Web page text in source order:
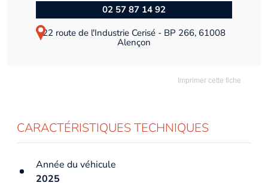
02 57 87 14 92
22 route de l'Industrie Cerisé - BP 266, 61008
Alençon
Imprimer cette fiche
CARACTÉRISTIQUES TECHNIQUES
Année du véhicule
2025